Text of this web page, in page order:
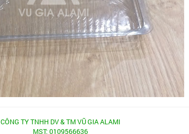
CÔNG TY TNHH DV & TM VŨ GIA ALAMI
MST: 0109566636